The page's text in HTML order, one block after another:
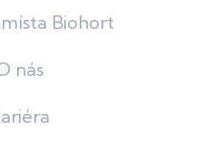
Biohort
nás